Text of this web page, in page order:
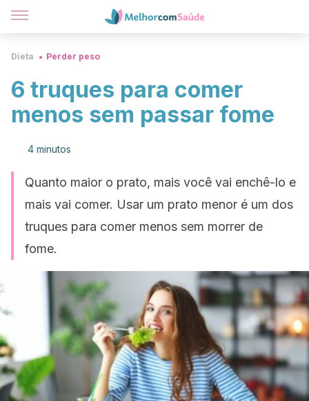
Dieta Perder peso
6 truques para comer
menos sem passar fome
4 minutos
Quanto maior o prato, mais você vai enchê-lo e
mais vai comer. Usar um prato menor é um dos
truques para comer menos sem morrer de
fome.